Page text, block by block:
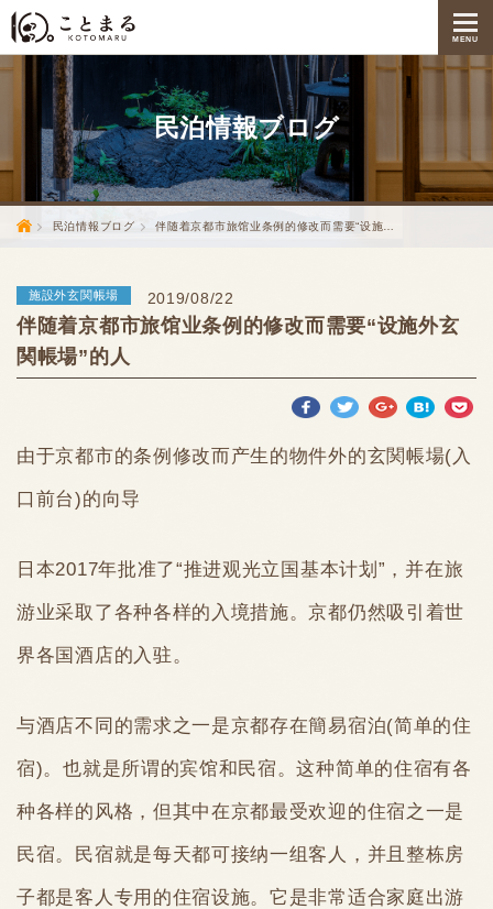
MENU
民泊情報ブログ
民泊情報ブログ 伴随着京都市旅馆业条例的修改而需要“设施…
施設外玄関帳場 2019/08/22
伴随着京都市旅馆业条例的修改而需要“设施外玄
関帳場”的人
由于京都市的条例修改而产生的物件外的玄関帳場(入
口前台)的向导
日本2017年批准了“推进观光立国基本计划”，并在旅
游业采取了各种各样的入境措施。京都仍然吸引着世
界各国酒店的入驻。
与酒店不同的需求之一是京都存在簡易宿泊(简单的住
宿)。也就是所谓的宾馆和民宿。这种简单的住宿有各
种各样的风格，但其中在京都最受欢迎的住宿之一是
民宿。民宿就是每天都可接纳一组客人，并且整栋房
子都是客人专用的住宿设施。它是非常适合家庭出游